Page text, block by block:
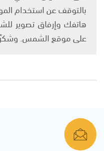
بالتوقف عن استخدام
هاتفك وإرفاق تصوير
على موقع الشمس.